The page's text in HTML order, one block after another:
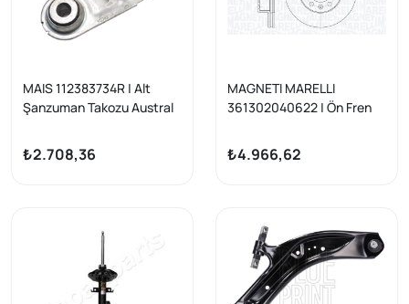
MAIS 112383734R | Alt
Şanzuman Takozu Austral
Talisman X-Traıl III 1.2
₺2.708,36
MAGNETI MARELLI
361302040622 | Ön Fren
Adet
₺4.966,62